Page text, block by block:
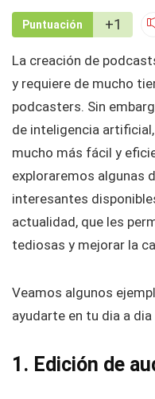
Puntuación +1
La creación de
y requiere de mucho
podcasters. Sin
de inteligencia
mucho más fácil y
exploraremos algunas
interesantes
actualidad, que les
tediosas y mejorar la
Veamos algunos
ayudarte en tu dia a
1. Edición de